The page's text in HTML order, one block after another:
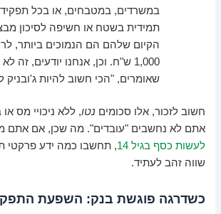
במשרדים, במטבחים, או בכל
תמידית בשטח או חשיפה לסיכון
1,000 ש"ח. וכן, אנחנו יודעים,
שאומרים, "הכי חשוב להיות ג'ובניק
חשוב לזכור, אלו סכומים נטו, ללא ניכויי מס או
אתם לא נחשבים "עובדים". מה שכן, אם אתם
לעשות כסף בגיל 14
, תחשבו כמה ידע פרקטי
שווה זהב לעתיד.
כשדרגה פוגשת בנק: השפעת